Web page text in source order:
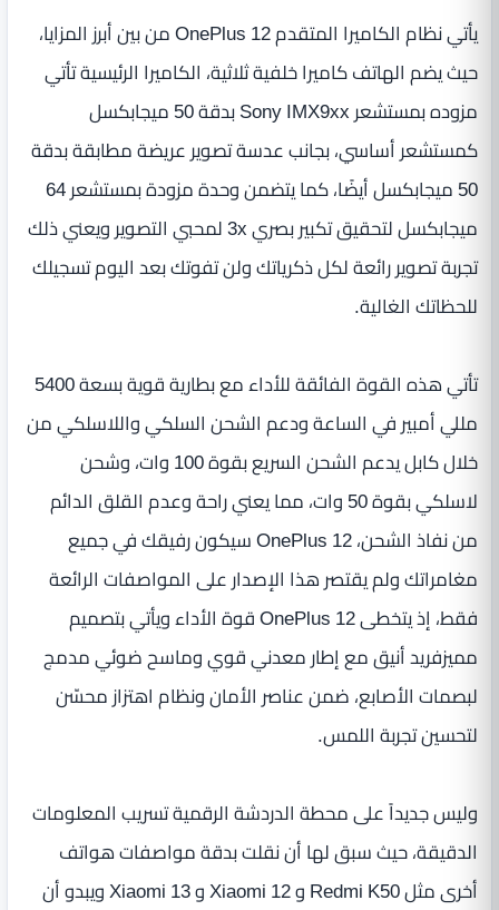
يأتي نظام الكاميرا المتقدم OnePlus 12 من بين أبرز المزايا،
حيث يضم الهاتف كاميرا خلفية ثلاثية، الكاميرا الرئيسية تأتي
مزوده بمستشعر Sony IMX9xx بدقة 50 ميجابكسل
كمستشعر أساسي، بجانب عدسة تصوير عريضة مطابقة بدقة
50 ميجابكسل أيضًا، كما يتضمن وحدة مزودة بمستشعر 64
ميجابكسل لتحقيق تكبير بصري 3x لمحبي التصوير ويعني ذلك
تجربة تصوير رائعة لكل ذكرياتك ولن تفوتك بعد اليوم تسجيلك
للحظاتك الغالية.
تأتي هذه القوة الفائقة للأداء مع بطارية قوية بسعة 5400
مللي أمبير في الساعة ودعم الشحن السلكي واللاسلكي من
خلال كابل يدعم الشحن السريع بقوة 100 وات، وشحن
لاسلكي بقوة 50 وات، مما يعني راحة وعدم القلق الدائم
من نفاذ الشحن، OnePlus 12 سيكون رفيقك في جميع
مغامراتك ولم يقتصر هذا الإصدار على المواصفات الرائعة
فقط، إذ يتخطى OnePlus 12 قوة الأداء ويأتي بتصميم
مميزفريد أنيق مع إطار معدني قوي وماسح ضوئي مدمج
لبصمات الأصابع، ضمن عناصر الأمان ونظام اهتزاز محسّن
لتحسين تجربة اللمس.
وليس جديداً على محطة الدردشة الرقمية تسريب المعلومات
الدقيقة، حيث سبق لها أن نقلت بدقة مواصفات هواتف
أخرى مثل Redmi K50 و Xiaomi 12 و Xiaomi 13 ويبدو أن